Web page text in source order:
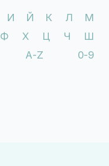
И Й К Л
М
Ф Х Ц Ч
Ш
A-Z 0-9